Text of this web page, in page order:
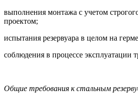
выполнения монтажа с учетом
проектом;
испытания резервуара в целом на
соблюдения в процессе эксплуатации
Общие требования к стальным